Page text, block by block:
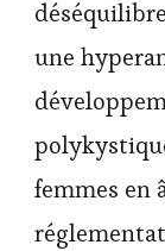
une
femmes en